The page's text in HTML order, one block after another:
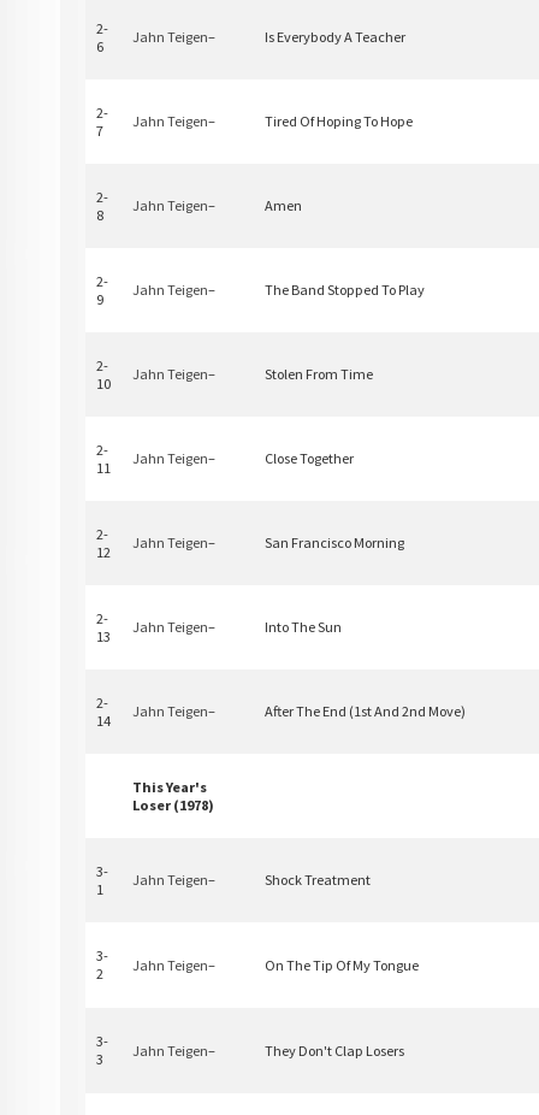
2-
6
Jahn Teigen– Is Everybody A Teacher
2-
7
Jahn Teigen– Tired Of Hoping To Hope
2-
8
Jahn Teigen– Amen
2-
9
Jahn Teigen– The Band Stopped To Play
2-
10
Jahn Teigen– Stolen From Time
2-
11
Jahn Teigen– Close Together
2-
12
Jahn Teigen– San Francisco Morning
2-
13
Jahn Teigen– Into The Sun
2-
14
Jahn Teigen– After The End (1st And 2nd Move)
This Year's
Loser (1978)
3-
1
Jahn Teigen– Shock Treatment
3-
2
Jahn Teigen– On The Tip Of My Tongue
3-
3
Jahn Teigen– They Don't Clap Losers